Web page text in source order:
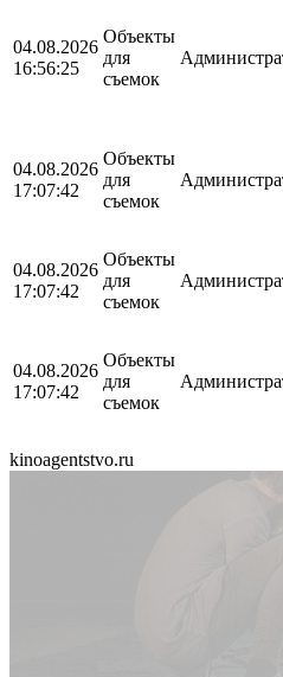
04.08.2026
16:56:25
Объекты
для
съемок
04.08.2026
17:07:42
Объекты
для
съемок
04.08.2026
17:07:42
Объекты
для
съемок
04.08.2026
17:07:42
Объекты
для
съемок
kinoagentstvo.ru